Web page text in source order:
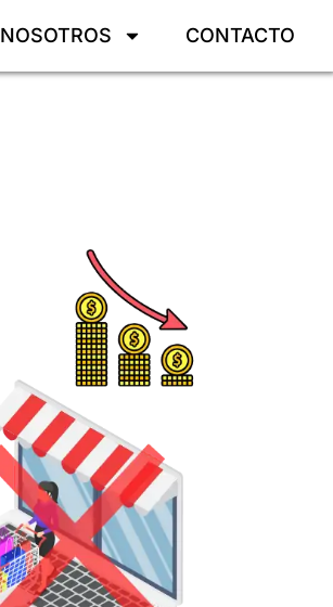
NOSOTROS CONTACTO